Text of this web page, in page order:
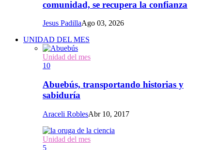
comunidad, se recupera la confianza
Jesus PadillaAgo 03, 2026
UNIDAD DEL MES
Unidad del mes
10
Abuebús, transportando historias y
sabiduría
Araceli RoblesAbr 10, 2017
Unidad del mes
5